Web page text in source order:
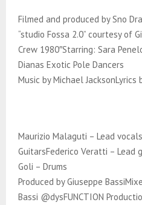
Filmed and produced by Sno
“studio Fossa 2.0” courtesy of
Crew 1980″Starring: Sara
Dianas Exotic Pole Dancers
Music by Michael JacksonLyrics
Maurizio Malaguti – Lead
GuitarsFederico Veratti – Lead
Goli – Drums
Produced by Giuseppe
Bassi @dysFUNCTION